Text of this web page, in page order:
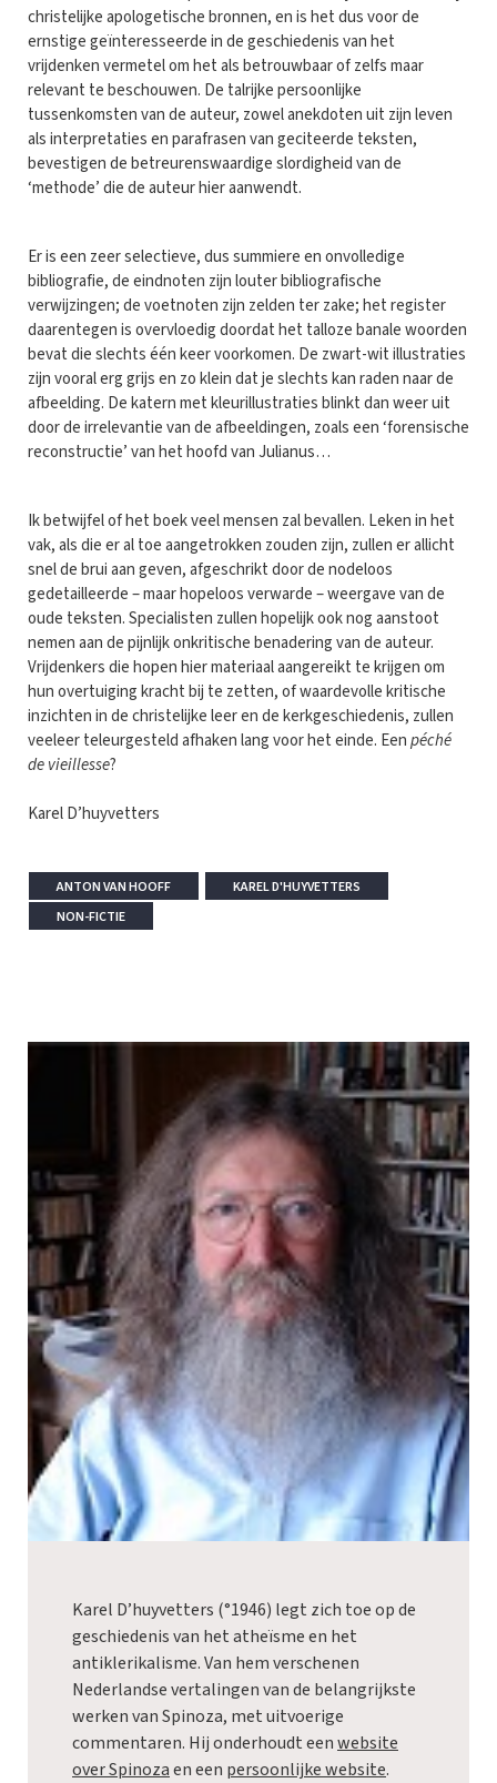
christelijke apologetische bronnen, en is het dus voor de
ernstige geïnteresseerde in de geschiedenis van het
vrijdenken vermetel om het als betrouwbaar of zelfs maar
relevant te beschouwen. De talrijke persoonlijke
tussenkomsten van de auteur, zowel anekdoten uit zijn leven
als interpretaties en parafrasen van geciteerde teksten,
bevestigen de betreurenswaardige slordigheid van de
‘methode’ die de auteur hier aanwendt.
Er is een zeer selectieve, dus summiere en onvolledige
bibliografie, de eindnoten zijn louter bibliografische
verwijzingen; de voetnoten zijn zelden ter zake; het register
daarentegen is overvloedig doordat het talloze banale woorden
bevat die slechts één keer voorkomen. De zwart-wit illustraties
zijn vooral erg grijs en zo klein dat je slechts kan raden naar de
afbeelding. De katern met kleurillustraties blinkt dan weer uit
door de irrelevantie van de afbeeldingen, zoals een ‘forensische
reconstructie’ van het hoofd van Julianus…
Ik betwijfel of het boek veel mensen zal bevallen. Leken in het
vak, als die er al toe aangetrokken zouden zijn, zullen er allicht
snel de brui aan geven, afgeschrikt door de nodeloos
gedetailleerde – maar hopeloos verwarde – weergave van de
oude teksten. Specialisten zullen hopelijk ook nog aanstoot
nemen aan de pijnlijk onkritische benadering van de auteur.
Vrijdenkers die hopen hier materiaal aangereikt te krijgen om
hun overtuiging kracht bij te zetten, of waardevolle kritische
inzichten in de christelijke leer en de kerkgeschiedenis, zullen
veeleer teleurgesteld afhaken lang voor het einde. Eenpéché
de vieillesse?
Karel D’huyvetters
ANTON VAN HOOFF
KAREL D'HUYVETTERS
NON-FICTIE
Karel D’huyvetters (°1946) legt zich toe op de
geschiedenis van het atheïsme en het
antiklerikalisme. Van hem verschenen
Nederlandse vertalingen van de belangrijkste
werken van Spinoza, met uitvoerige
commentaren. Hij onderhoudt eenwebsite
over Spinozaen een persoonlijke website.